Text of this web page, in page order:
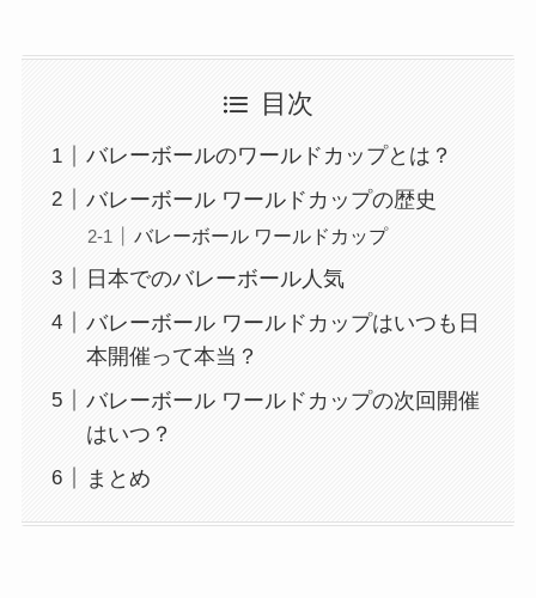
目次
バレーボールのワールドカップとは？
バレーボール ワールドカップの歴史
バレーボール ワールドカップ
日本でのバレーボール人気
バレーボール ワールドカップはいつも日
本開催って本当？
バレーボール ワールドカップの次回開催
はいつ？
まとめ